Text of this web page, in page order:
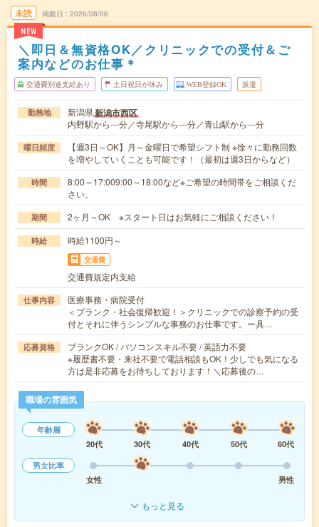
未読
NEW
掲載日 2026/08/06
＼即日＆無資格OK／クリニックでの受付＆ご
案内などのお仕事＊
交通費別途支給あり 土日祝日が休み WEB登録OK 派遣
勤務地 新潟県新潟市西区
内野駅から---分／寺尾駅から---分／青山駅から---分
曜日頻度
【週3日～OK】月～金曜日で希望シフト制 ※徐々に勤務回数
を増やしていくことも可能です！（最初は週3日からなど）
時間
8:00～17:009:00～18:00など※ご希望の時間帯をご相談くだ
さい。
期間 2ヶ月～OK ※スタート日はお気軽にご相談ください！
時給 時給1100円～
交通費
交通費規定内支給
仕事内容
医療事務・病院受付
＜ブランク・社会復帰歓迎！＞クリニックでの診察予約の受
付とそれに伴うシンプルな事務のお仕事です。ー具…
応募資格
ブランクOK / パソコンスキル不要 / 英語力不要
※履歴書不要・来社不要で電話相談もOK！少しでも気になる
方は是非応募をお待ちしております！＼応募後の…
職場の雰囲気
年齢層
20代
30代 40代 50代
60代
男女比率
女性
男性
もっと見る